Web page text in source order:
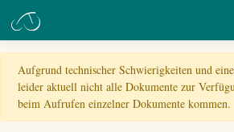
Aufgrund technischer Schwierigkeiten und
leider aktuell nicht alle Dokumente zur
beim Aufrufen einzelner Dokumente kommen.